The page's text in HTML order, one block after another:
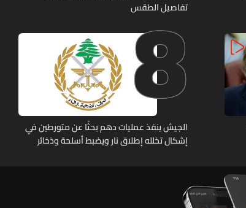
تفاصيل الطقس
8
الجيش ينفذ عمليات دهم بحثًا عن متورطين في
إشكال تخلله إطلاق نار ويضبط أسلحة وذخائر